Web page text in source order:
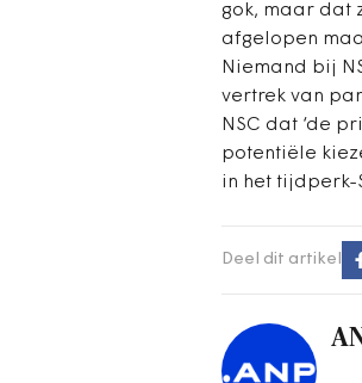
gok, maar dat
afgelopen
Niemand bij
vertrek van
NSC dat ‘de
potentiële
in het tijdperk-
Deel dit artikel